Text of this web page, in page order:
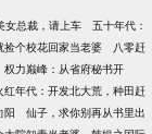
女总裁，请上车
五十年代：
捡个校花回家当老婆
八零赶
权力巅峰：从省府秘书开
红年代：开发北大荒，种田赶
阳
仙子，求你别再从书里出